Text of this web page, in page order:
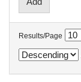
Results/Page